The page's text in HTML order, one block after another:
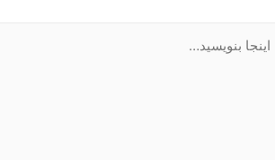
بنویسید…